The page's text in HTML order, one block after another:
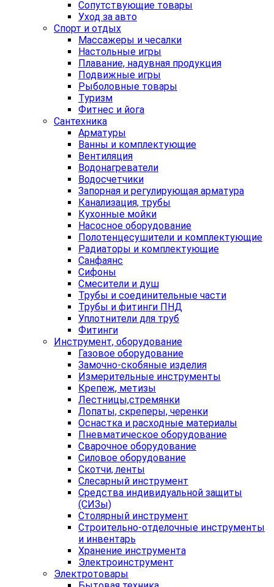
Сопутствующие товары
Уход за авто
Спорт и отдых
Массажеры и чесалки
Настольные игры
Плавание, надувная продукция
Подвижные игры
Рыболовные товары
Туризм
Фитнес и йога
Сантехника
Арматуры
Ванны и комплектующие
Вентиляция
Водонагреватели
Водосчетчики
Запорная и регулирующая арматура
Канализация, трубы
Кухонные мойки
Насосное оборудование
Полотенцесушители и комплектующие
Радиаторы и комплектующие
Санфаянс
Сифоны
Смесители и душ
Трубы и соединительные части
Трубы и фитинги ПНД
Уплотнители для труб
Фитинги
Инструмент, оборудование
Газовое оборудование
Замочно-скобяные изделия
Измерительные инструменты
Крепеж, метизы
Лестницы,стремянки
Лопаты, скреперы, черенки
Оснастка и расходные материалы
Пневматическое оборудование
Сварочное оборудование
Силовое оборудование
Скотчи, ленты
Слесарный инструмент
Средства индивидуальной защиты
(СИЗы)
Столярный инструмент
Строительно-отделочные инструменты
и инвентарь
Хранение инструмента
Электроинструмент
Электротовары